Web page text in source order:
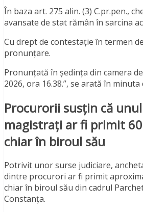
În baza art. 275 alin. (3) C.pr.pen.,
avansate de stat rămân în sarcina
Cu drept de contestație în termen
pronunțare.
Pronunțată în ședința din camera
2026, ora 16.38.”, se arată în minuta
Procurorii susțin că
magistrați ar fi primit
chiar în biroul său
Potrivit unor surse judiciare,
dintre procurori ar fi primit
chiar în biroul său din cadrul
Constanța.